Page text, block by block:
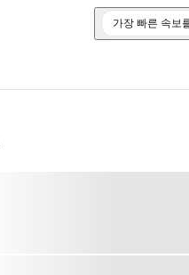
가장 빠른 속보